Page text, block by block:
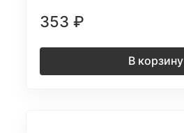
353₽
В корзину